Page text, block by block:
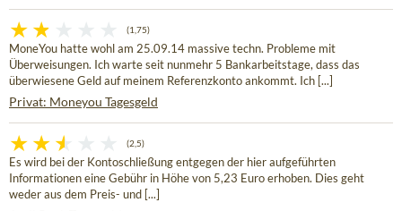
(1,75)
MoneYou hatte wohl am 25.09.14 massive techn. Probleme mit
Überweisungen. Ich warte seit nunmehr 5 Bankarbeitstage, dass das
überwiesene Geld auf meinem Referenzkonto ankommt. Ich [...]
Privat: Moneyou Tagesgeld
(2,5)
Es wird bei der Kontoschließung entgegen der hier aufgeführten
Informationen eine Gebühr in Höhe von 5,23 Euro erhoben. Dies geht
weder aus dem Preis- und [...]